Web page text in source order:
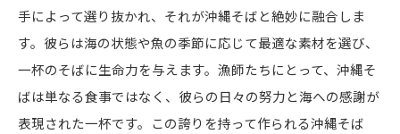
手によって選り抜かれ、それが沖縄そばと絶妙に融合しま
す。彼らは海の状態や魚の季節に応じて最適な素材を選び、
一杯のそばに生命力を与えます。漁師たちにとって、沖縄そ
ばは単なる食事ではなく、彼らの日々の努力と海への感謝が
表現された一杯です。この誇りを持って作られる沖縄そば